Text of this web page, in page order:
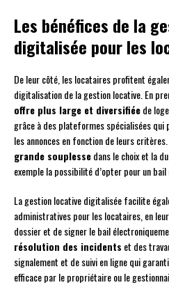
Les bénéfices de la
digitalisée pour les
De leur côté, les locataires profitent
digitalisation de la gestion locative. En
offre plus large et diversifiéede
grâce à des plateformes spécialisées
les annonces en fonction de leurs
grande souplessedans le choix et la
exemple la possibilité d’opter pour un
La gestion locative digitalisée facilite
administratives pour les locataires, en
dossier et de signer le bail
résolution des incidents et des
signalement et de suivi en ligne qui
efficace par le propriétaire ou le